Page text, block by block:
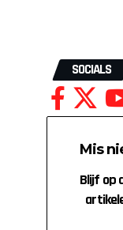
SOCIALS
Mis
Blijf op